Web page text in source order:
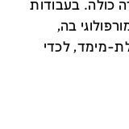
כולה. בעבודות
בה,
מימד, לכדי